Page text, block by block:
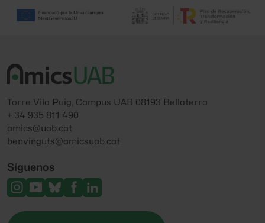
Torre Vila Puig, Campus UAB 08193 Bellaterra
+ 34 935 811 490
amics@uab.cat
benvinguts@amicsuab.cat
Síguenos